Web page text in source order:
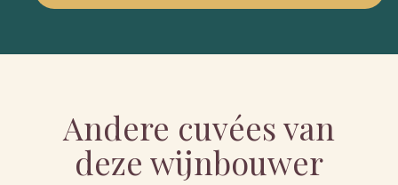
Andere cuvées van
deze wijnbouwer